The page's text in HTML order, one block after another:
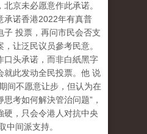
京未必愿意作此承诺。
承诺香港2022年有真普
子 投票，再问市民会否支
让泛民议员參考民意。
口头承诺，而非白紙黑字
就此发动全民投票。他 说
间不愿意让步，但认为在
考如何解決管治问题”，
硬，只会令港人对抗中央
中间派支持。